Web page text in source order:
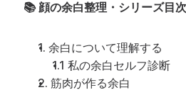
📚 顔の余白整理・シリーズ目次
1. 余白について理解する
1.1 私の余白セルフ診断
2. 筋肉が作る余白